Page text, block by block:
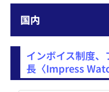
国内
インボイス制度
長〈Impress